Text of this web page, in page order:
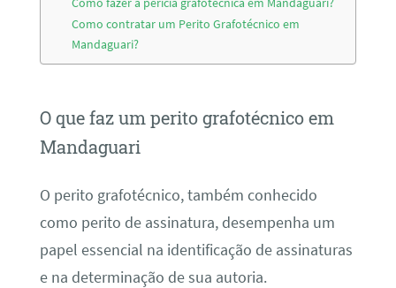
Como contratar um Perito Grafotécnico em
Mandaguari?
O que faz um perito grafotécnico em
Mandaguari
O perito grafotécnico, também conhecido
como perito de assinatura, desempenha um
papel essencial na identificação de assinaturas
e na determinação de sua autoria.